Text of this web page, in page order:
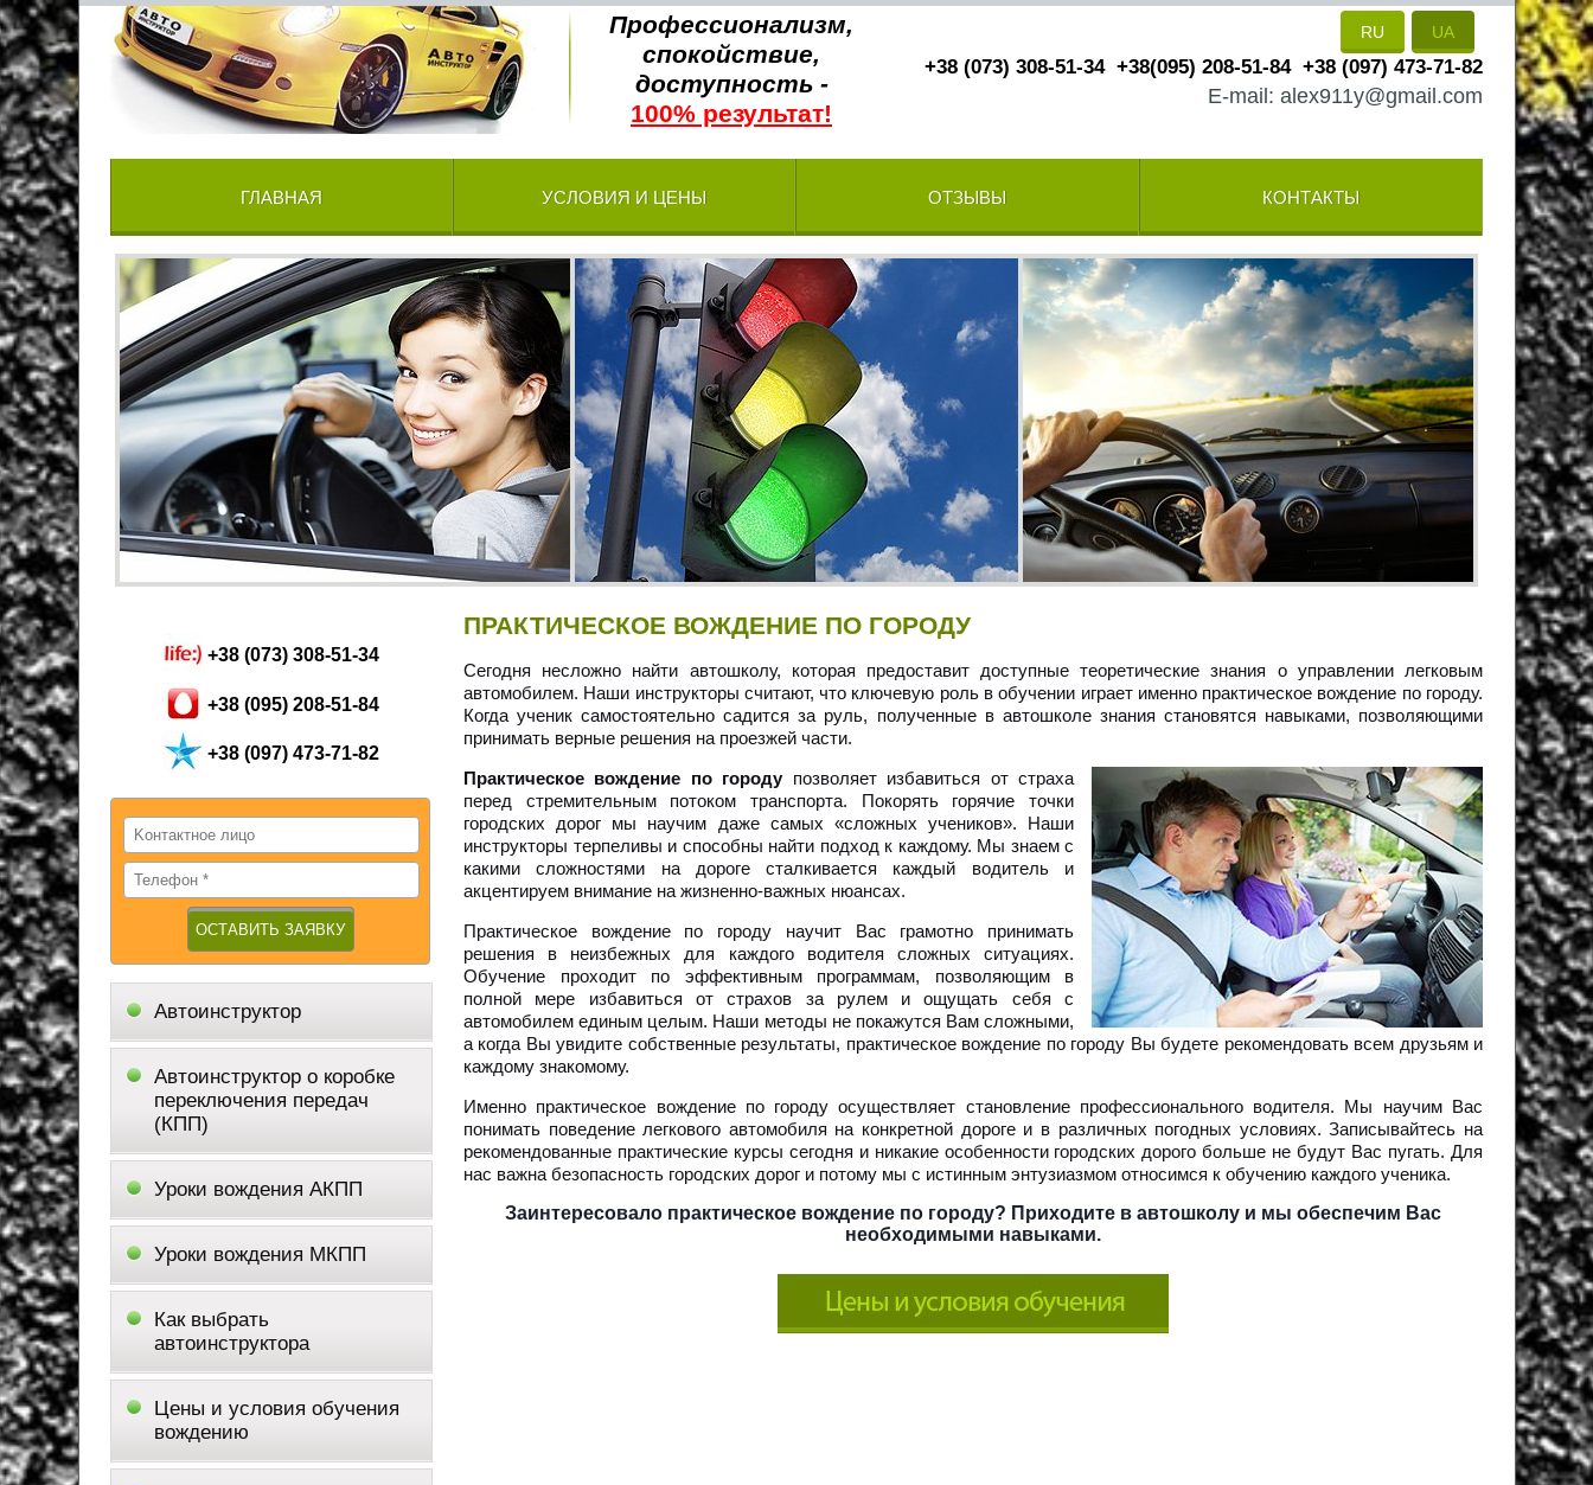
RU UA
Профессионализм,
спокойствие,
доступность -
100% результат!
+38 (073) 308-51-34 +38(095) 208-51-84 +38 (097) 473-71-82
E-mail: alex911y@gmail.com
ГЛАВНАЯ УСЛОВИЯ И ЦЕНЫ ОТЗЫВЫ КОНТАКТЫ
+38 (073) 308-51-34
+38 (095) 208-51-84
+38 (097) 473-71-82
Автоинструктор
Автоинструктор о коробке
переключения передач
(КПП)
Уроки вождения АКПП
Уроки вождения МКПП
Как выбрать
автоинструктора
Цены и условия обучения
вождению
ПРАКТИЧЕСКОЕ ВОЖДЕНИЕ ПО ГОРОДУ
Сегодня несложно найти автошколу, которая предоставит доступные теоретические знания о управлении легковым
автомобилем. Наши инструкторы считают, что ключевую роль в обучении играет именно практическое вождение по городу.
Когда ученик самостоятельно садится за руль, полученные в автошколе знания становятся навыками, позволяющими
принимать верные решения на проезжей части.
Практическое вождение по городу позволяет избавиться от страха
перед стремительным потоком транспорта. Покорять горячие точки
городских дорог мы научим даже самых «сложных учеников». Наши
инструкторы терпеливы и способны найти подход к каждому. Мы знаем с
какими сложностями на дороге сталкивается каждый водитель и
акцентируем внимание на жизненно-важных нюансах.
Практическое вождение по городу научит Вас грамотно принимать
решения в неизбежных для каждого водителя сложных ситуациях.
Обучение проходит по эффективным программам, позволяющим в
полной мере избавиться от страхов за рулем и ощущать себя с
автомобилем единым целым. Наши методы не покажутся Вам сложными,
а когда Вы увидите собственные результаты, практическое вождение по городу Вы будете рекомендовать всем друзьям и
каждому знакомому.
Именно практическое вождение по городу осуществляет становление профессионального водителя. Мы научим Вас
понимать поведение легкового автомобиля на конкретной дороге и в различных погодных условиях. Записывайтесь на
рекомендованные практические курсы сегодня и никакие особенности городских дорого больше не будут Вас пугать. Для
нас важна безопасность городских дорог и потому мы с истинным энтузиазмом относимся к обучению каждого ученика.
Заинтересовало практическое вождение по городу? Приходите в автошколу и мы обеспечим Вас
необходимыми навыками.